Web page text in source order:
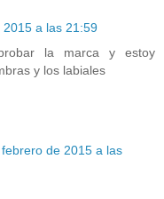
a las 21:59
la marca y estoy
y los labiales
febrero de 2015 a las